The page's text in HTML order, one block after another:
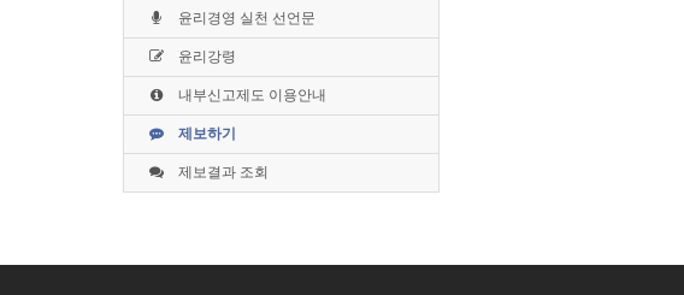
윤리경영 실천 선언문
윤리강령
내부신고제도 이용안내
제보하기
제보결과 조회